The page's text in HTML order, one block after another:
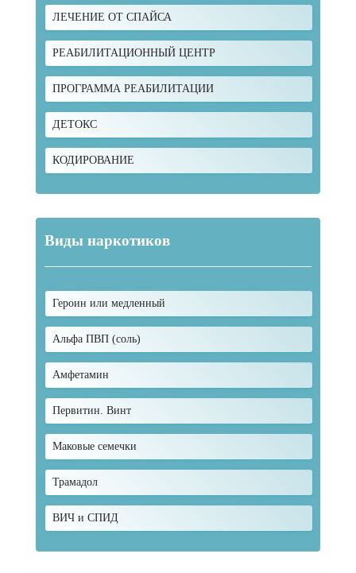
ЛЕЧЕНИЕ ОТ СПАЙСА
РЕАБИЛИТАЦИОННЫЙ ЦЕНТР
ПРОГРАММА РЕАБИЛИТАЦИИ
ДЕТОКС
КОДИРОВАНИЕ
Виды наркотиков
Героин или медленный
Альфа ПВП (соль)
Амфетамин
Первитин. Винт
Маковые семечки
Трамадол
ВИЧ и СПИД